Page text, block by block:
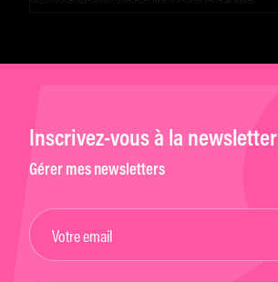
Inscrivez-vous à la newsletter
Gérer mes newsletters